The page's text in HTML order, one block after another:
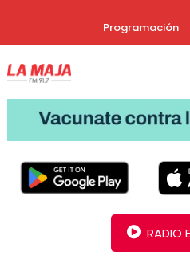
Programación
Radio La Maja
RADIO